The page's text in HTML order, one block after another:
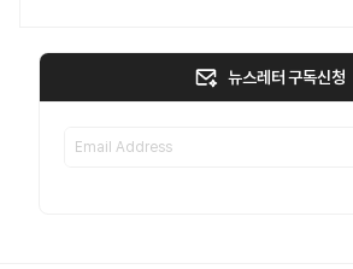
뉴스레터 구독신청